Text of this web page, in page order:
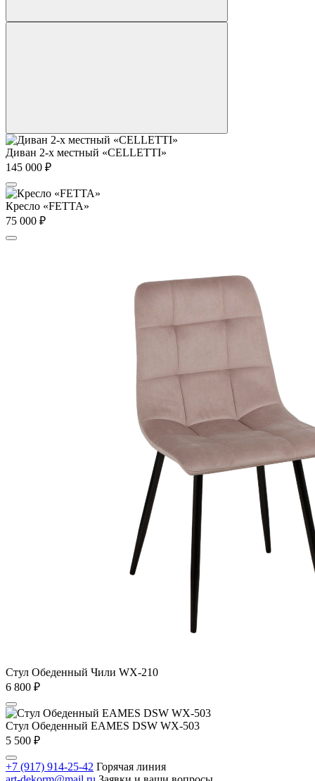
Диван 2-х местный «CELLETTI»
145 000 ₽
Кресло «FETTA»
75 000 ₽
Стул Обеденный Чили WX-210
6 800 ₽
Стул Обеденный EAMES DSW WX-503
5 500 ₽
+7 (917) 914-25-42 Горячая линия